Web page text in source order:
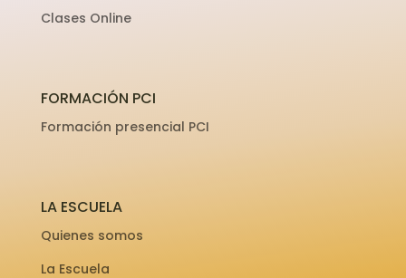
Clases Online
FORMACIÓN PCI
Formación presencial PCI
LA ESCUELA
Quienes somos
La Escuela